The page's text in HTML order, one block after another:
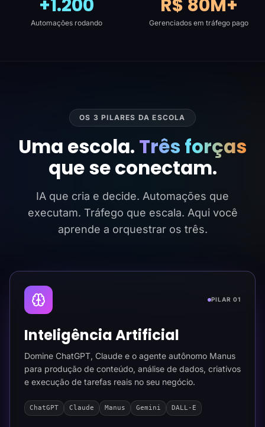
+1.200
Automações rodando
R$ 80M+
Gerenciados em tráfego pago
OS 3 PILARES DA ESCOLA
Uma escola. Três forças
que se conectam.
IA que cria e decide. Automações que
executam. Tráfego que escala. Aqui você
aprende a orquestrar os três.
PILAR 01
Inteligência Artificial
Domine ChatGPT, Claude e o agente autônomo Manus
para produção de conteúdo, análise de dados, criativos
e execução de tarefas reais no seu negócio.
ChatGPT Claude Manus Gemini DALL-E